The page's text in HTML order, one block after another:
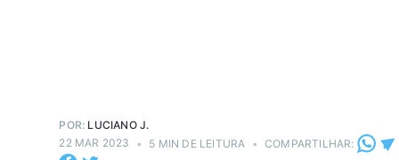
POR: LUCIANO J.
22 MAR 2023
• 5 MIN DE LEITURA • COMPARTILHAR: